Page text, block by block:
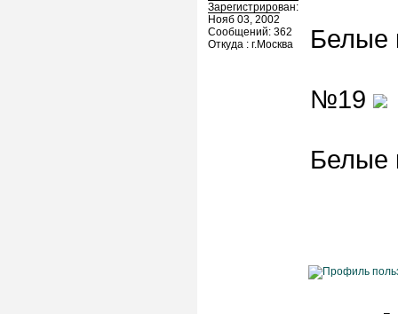
Зарегистрирован:
Нояб 03, 2002
Сообщений: 362
Откуда : г.Москва
Белые
№19
Белые